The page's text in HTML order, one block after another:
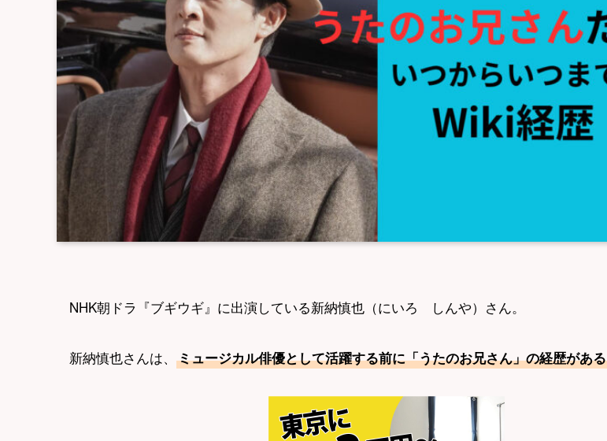
NHK朝ドラ『ブギウギ』に出演している新納慎也（にいろ しんや）さん。
新納慎也さんは、 ミュージカル俳優として活躍する前に「うたのお兄さん」の経歴がある